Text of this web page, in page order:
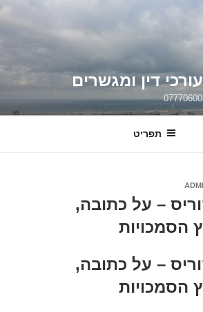
דין ומגשרים
תפריט
– על כתובה,
הסמכויות
– על כתובה,
הסמכויות